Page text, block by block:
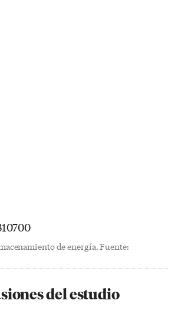
de energía. Fuente:
del estudio